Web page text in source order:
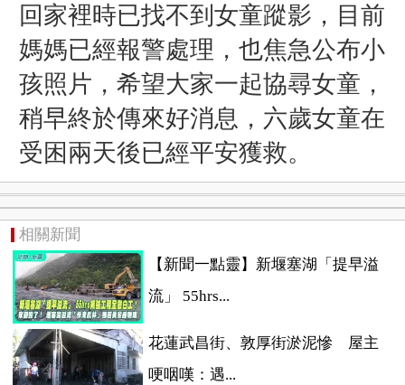
回家裡時已找不到女童蹤影，目前
媽媽已經報警處理，也焦急公布小
孩照片，希望大家一起協尋女童，
稍早終於傳來好消息，六歲女童在
受困兩天後已經平安獲救。
相關新聞
【新聞一點靈】新堰塞湖「提早溢
流」 55hrs...
花蓮武昌街、敦厚街淤泥慘 屋主
哽咽嘆：遇...